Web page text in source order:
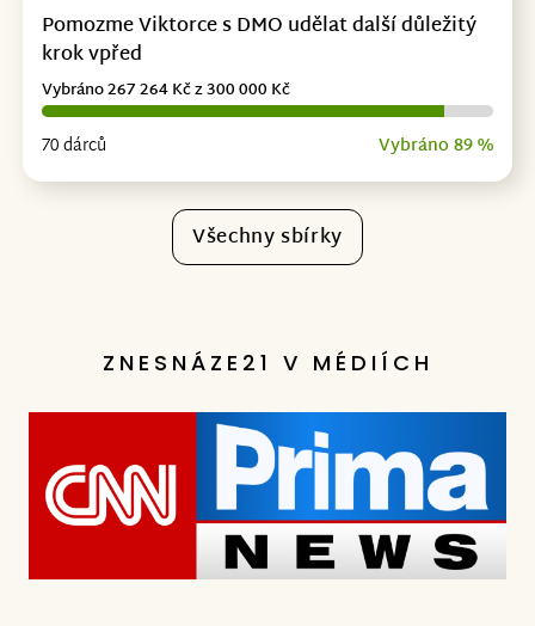
Pomozme Viktorce s DMO udělat další důležitý
krok vpřed
70 dárců Vybráno 89 %
Vybráno 267 264 Kč z 300 000 Kč
Všechny sbírky
ZNESNÁZE21 V MÉDIÍCH